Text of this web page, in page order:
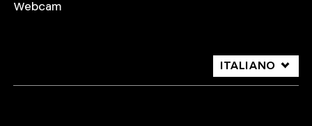
Webcam
ITALIANO
DEUTSCH